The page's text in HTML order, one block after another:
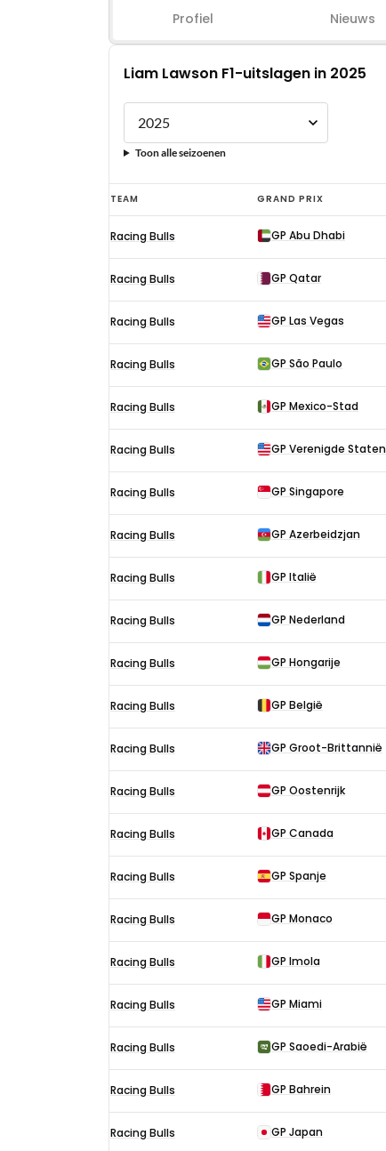
Profiel Nieuws
Liam Lawson F1-uitslagen in 2025
Toon alle seizoenen
Liam
Lawson
F1-
uitslagen
2025
TEAM GRAND PRIX
Racing Bulls GP Abu Dhabi
Racing Bulls GP Qatar
Racing Bulls GP Las Vegas
Racing Bulls GP São Paulo
Racing Bulls GP Mexico-Stad
Racing Bulls GP Verenigde Staten
Racing Bulls GP Singapore
Racing Bulls GP Azerbeidzjan
Racing Bulls GP Italië
Racing Bulls GP Nederland
Racing Bulls GP Hongarije
Racing Bulls GP België
Racing Bulls GP Groot-Brittannië
Racing Bulls GP Oostenrijk
Racing Bulls GP Canada
Racing Bulls GP Spanje
Racing Bulls GP Monaco
Racing Bulls GP Imola
Racing Bulls GP Miami
Racing Bulls GP Saoedi-Arabië
Racing Bulls GP Bahrein
Racing Bulls GP Japan